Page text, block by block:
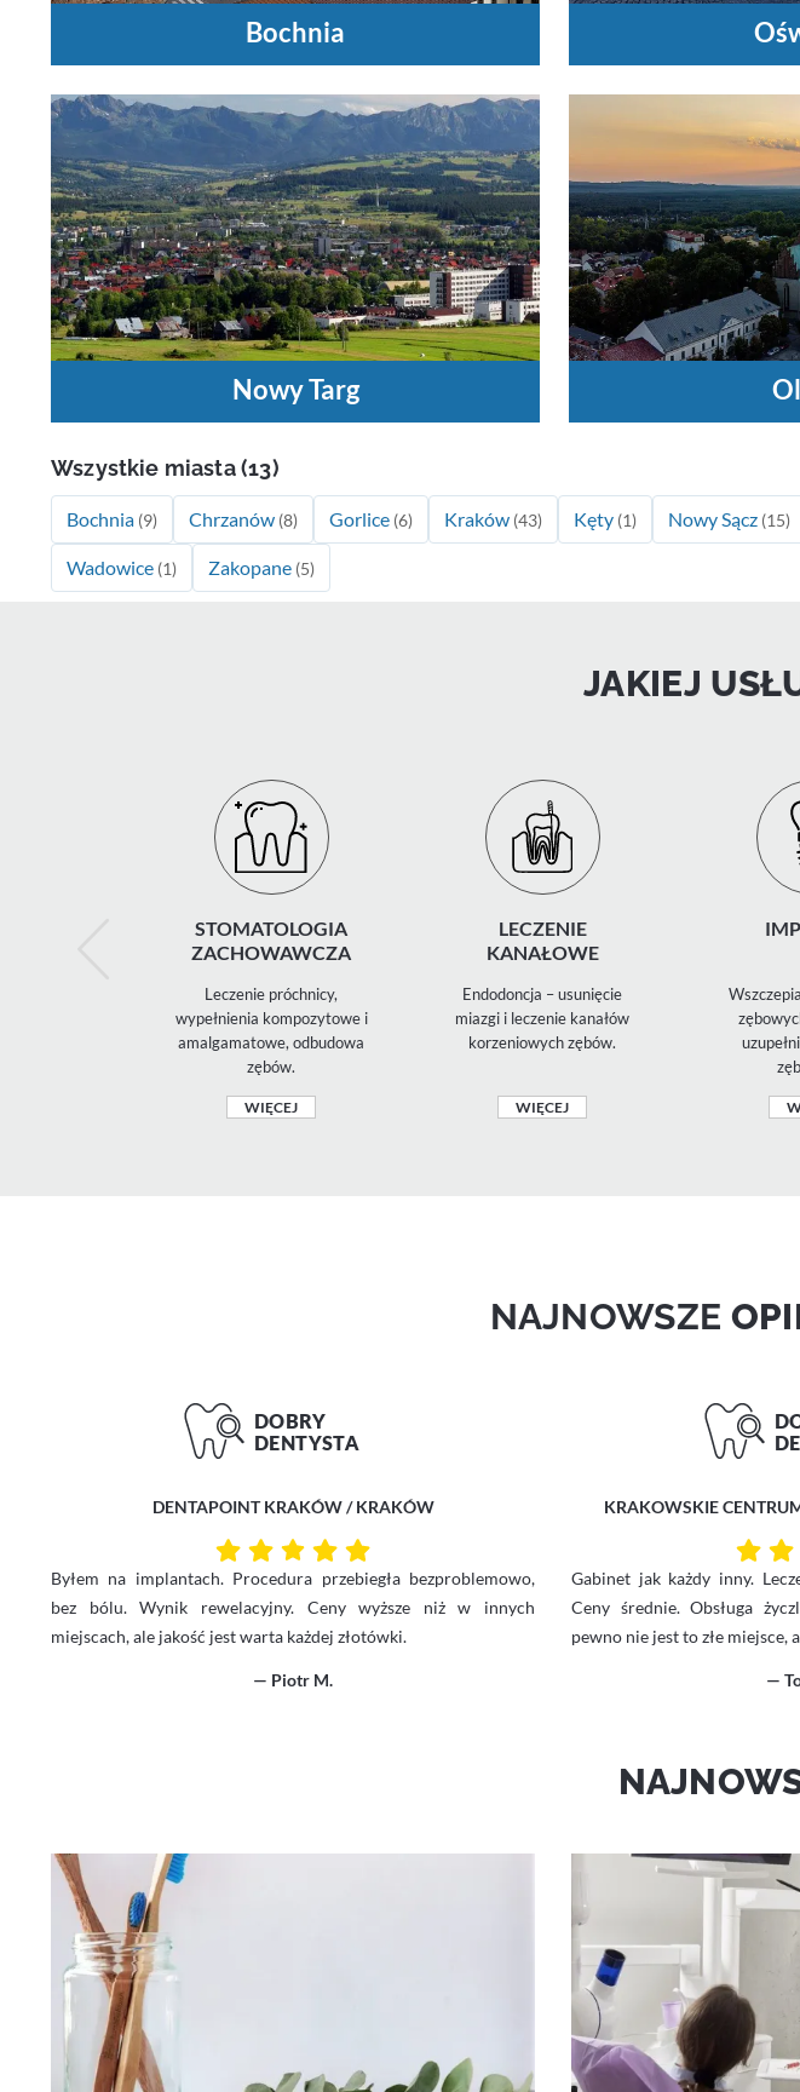
Bochnia
Nowy Targ
Wszystkie miasta (13)
Bochnia (9) Chrzanów (8) Gorlice (6) Kraków (43) Kęty (1) Nowy Sącz (15)
Wadowice (1) Zakopane (5)
JAKIEJ
STOMATOLOGIA
ZACHOWAWCZA
Leczenie próchnicy,
wypełnienia kompozytowe i
amalgamatowe, odbudowa
zębów.
WIĘCEJ
LECZENIE
KANAŁOWE
Endodoncja – usunięcie
miazgi i leczenie kanałów
korzeniowych zębów.
WIĘCEJ
NAJNOWSZE
DENTAPOINT KRAKÓW / KRAKÓW
Byłem na implantach. Procedura przebiegła bezproblemowo,
bez bólu. Wynik rewelacyjny. Ceny wyższe niż w innych
miejscach, ale jakość jest warta każdej złotówki.
— Piotr M.
KRAKOWSKIE
Gabinet jak każdy inny.
Ceny średnie. Obsługa
pewno nie jest to złe miejsce,
—